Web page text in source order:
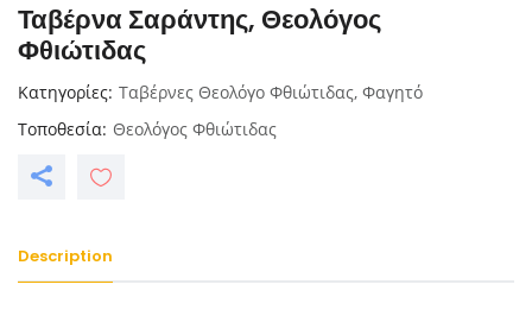
Ταβέρνα Σαράντης, Θεολόγος
Φθιώτιδας
Κατηγορίες Ταβέρνες Θεολόγο Φθιώτιδας, Φαγητό
Τοποθεσία Θεολόγος Φθιώτιδας
Description